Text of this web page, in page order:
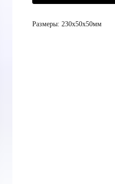
Размеры: 230х50х50мм